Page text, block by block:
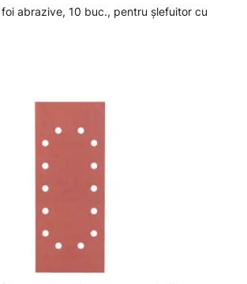
abrazive, 10 buc., pentru şlefuitor cu